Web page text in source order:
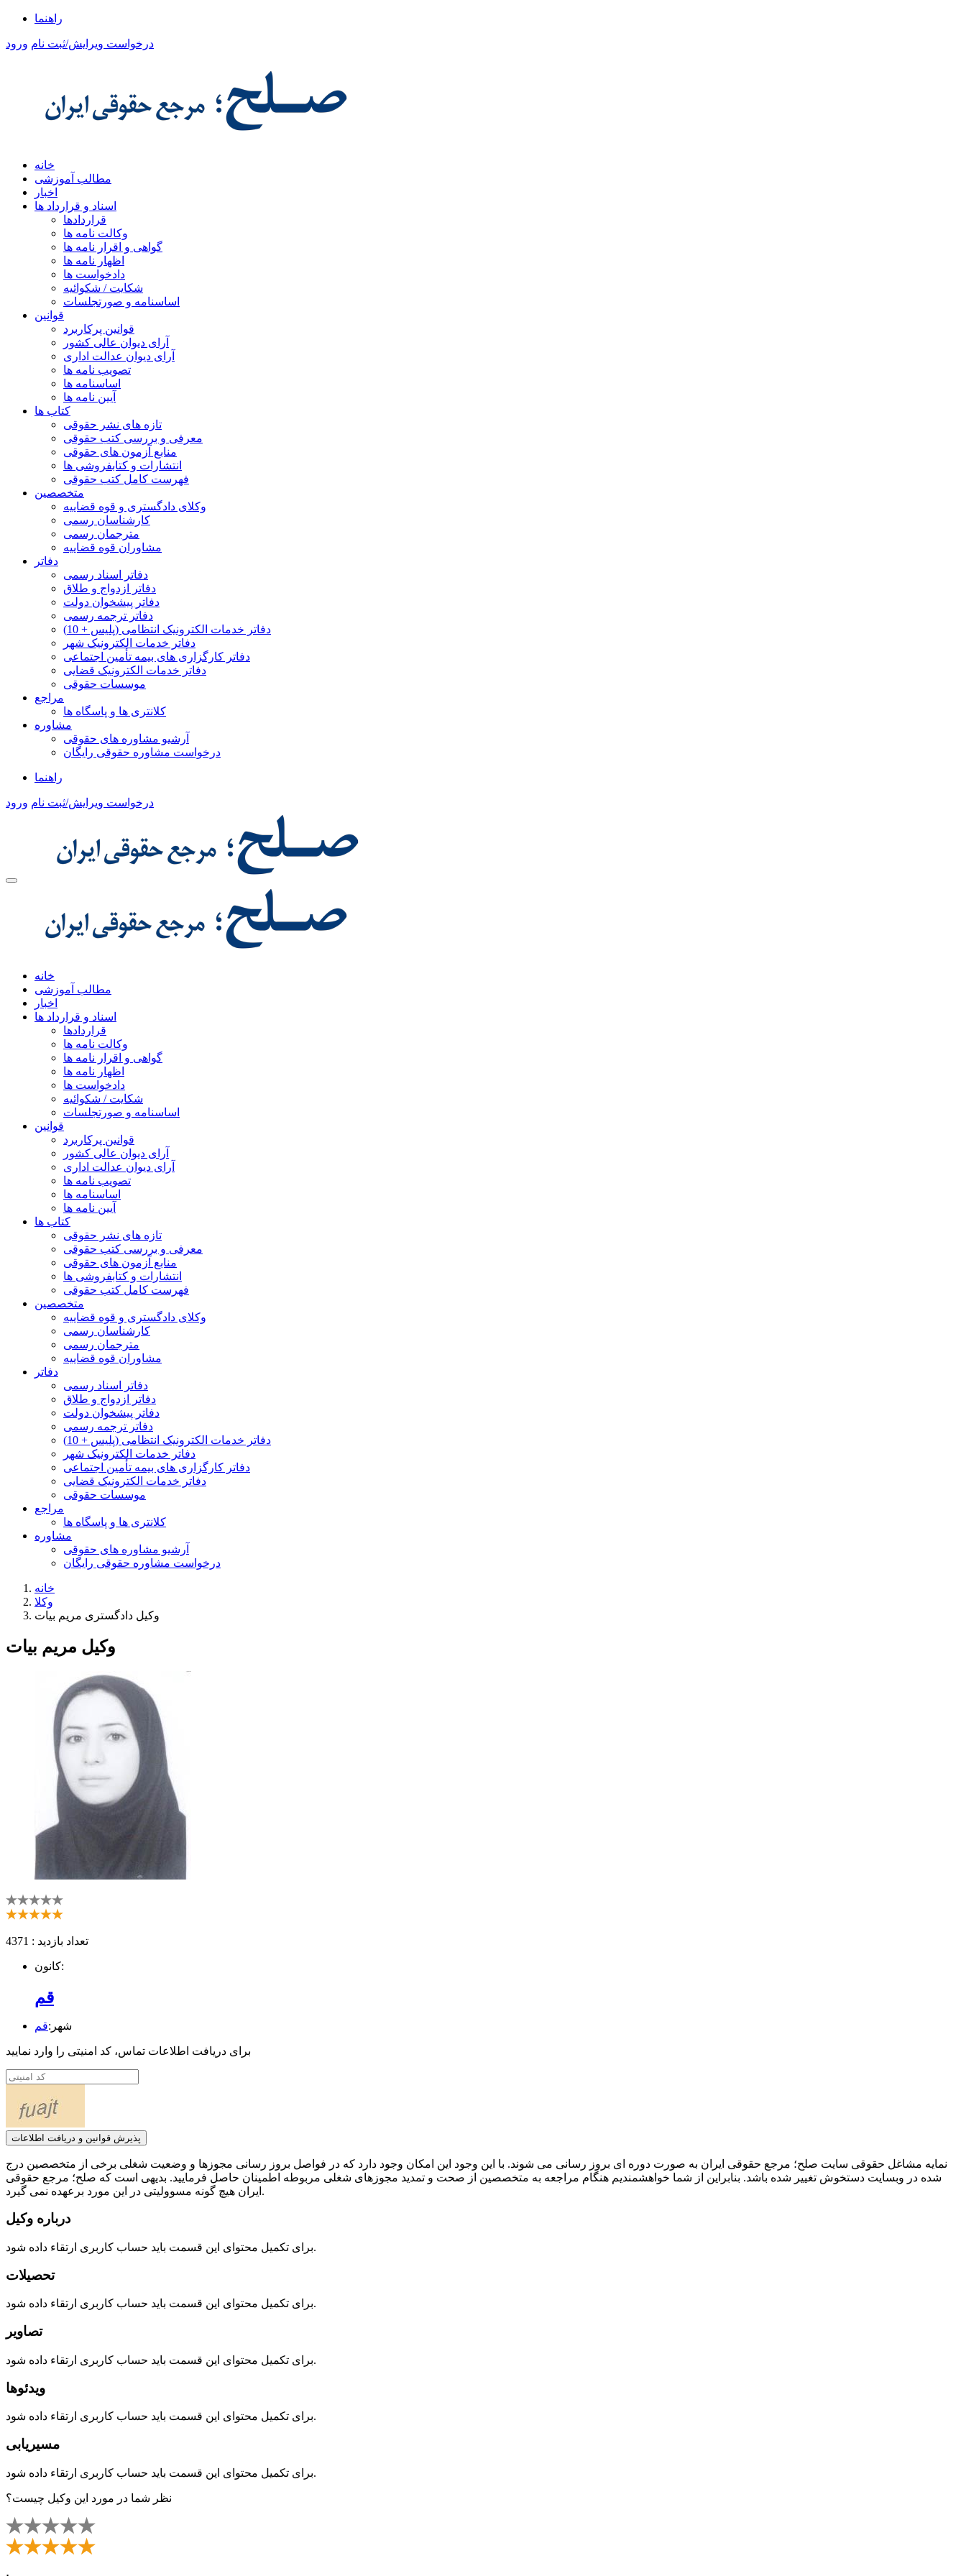
راهنما
درخواست ویرایش/ثبت نام ورود
خانه
مطالب آموزشی
اخبار
اسناد و قرارداد ها
قراردادها
وکالت نامه ها
گواهی و اقرار نامه ها
اظهار نامه ها
دادخواست ها
شکایت / شکوائیه
اساسنامه و صورتجلسات
قوانین
قوانین پرکاربرد
آرای دیوان عالی کشور
آرای دیوان عدالت اداری
تصویب نامه ها
اساسنامه ها
آیین نامه ها
کتاب ها
تازه های نشر حقوقی
معرفی و بررسی کتب حقوقی
منابع آزمون های حقوقی
انتشارات و کتابفروشی ها
فهرست کامل کتب حقوقی
متخصصین
وکلای دادگستری و قوه قضاییه
کارشناسان رسمی
مترجمان رسمی
مشاوران قوه قضاییه
دفاتر
دفاتر اسناد رسمی
دفاتر ازدواج و طلاق
دفاتر پیشخوان دولت
دفاتر ترجمه رسمی
دفاتر خدمات الکترونیک انتظامی (پلیس + 10)
دفاتر خدمات الکترونیک شهر
دفاتر کارگزاری های بیمه تأمین اجتماعی
دفاتر خدمات الکترونیک قضایی
موسسات حقوقی
مراجع
کلانتری ها و پاسگاه ها
مشاوره
آرشیو مشاوره های حقوقی
درخواست مشاوره حقوقی رایگان
راهنما
درخواست ویرایش/ثبت نام ورود
خانه
مطالب آموزشی
اخبار
اسناد و قرارداد ها
قراردادها
وکالت نامه ها
گواهی و اقرار نامه ها
اظهار نامه ها
دادخواست ها
شکایت / شکوائیه
اساسنامه و صورتجلسات
قوانین
قوانین پرکاربرد
آرای دیوان عالی کشور
آرای دیوان عدالت اداری
تصویب نامه ها
اساسنامه ها
آیین نامه ها
کتاب ها
تازه های نشر حقوقی
معرفی و بررسی کتب حقوقی
منابع آزمون های حقوقی
انتشارات و کتابفروشی ها
فهرست کامل کتب حقوقی
متخصصین
وکلای دادگستری و قوه قضاییه
کارشناسان رسمی
مترجمان رسمی
مشاوران قوه قضاییه
دفاتر
دفاتر اسناد رسمی
دفاتر ازدواج و طلاق
دفاتر پیشخوان دولت
دفاتر ترجمه رسمی
دفاتر خدمات الکترونیک انتظامی (پلیس + 10)
دفاتر خدمات الکترونیک شهر
دفاتر کارگزاری های بیمه تأمین اجتماعی
دفاتر خدمات الکترونیک قضایی
موسسات حقوقی
مراجع
کلانتری ها و پاسگاه ها
مشاوره
آرشیو مشاوره های حقوقی
درخواست مشاوره حقوقی رایگان
خانه
وکلا
وکیل دادگستری مریم بیات
وکیل مریم بیات
تعداد بازدید : 4371
کانون:
قم
شهر:قم
برای دریافت اطلاعات تماس، کد امنیتی را وارد نمایید
پذیرش قوانین و دریافت اطلاعات
نمایه مشاغل حقوقی سایت صلح؛ مرجع حقوقی ایران به صورت دوره ای بروز رسانی می شوند. با این وجود این امکان وجود دارد که در فواصل بروز رسانی مجوزها و وضعیت شغلی برخی از متخصصین درج
شده در وبسایت دستخوش تغییر شده باشد. بنابراین از شما خواهشمندیم هنگام مراجعه به متخصصین از صحت و تمدید مجوزهای شغلی مربوطه اطمینان حاصل فرمایید. بدیهی است که صلح؛ مرجع حقوقی
ایران هیچ گونه مسوولیتی در این مورد برعهده نمی گیرد.
درباره وکیل
برای تکمیل محتوای این قسمت باید حساب کاربری ارتقاء داده شود.
تحصیلات
برای تکمیل محتوای این قسمت باید حساب کاربری ارتقاء داده شود.
تصاویر
برای تکمیل محتوای این قسمت باید حساب کاربری ارتقاء داده شود.
ویدئوها
برای تکمیل محتوای این قسمت باید حساب کاربری ارتقاء داده شود.
مسیریابی
برای تکمیل محتوای این قسمت باید حساب کاربری ارتقاء داده شود.
نظر شما در مورد این وکیل چیست؟